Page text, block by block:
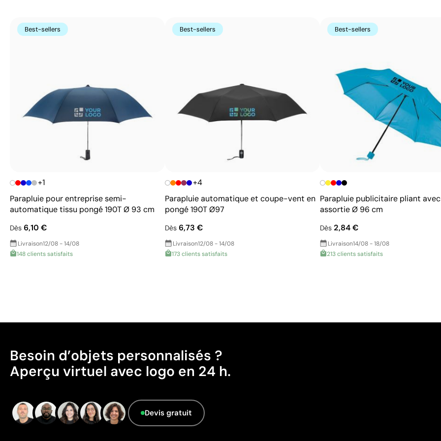
Ne nécessite pas la spécification des couleurs
Pantone
Toucher doux en surface
Couleurs vives et haute qualité
Best-sellers
+1
Parapluie pour entreprise semi-
automatique tissu pongé 190T Ø 93 cm
Dès 6,10 €
Livraison12/08 - 14/08
148 clients satisfaits
Best-sellers
+4
Parapluie automatique et coupe-vent en
pongé 190T Ø97
Dès6,73 €
Livraison12/08 - 14/08
173 clients satisfaits
Best-sellers
Parapluie publicitaire pliant
assortie Ø 96 cm
Dès2,84 €
Livraison14/08 - 18/08
213 clients satisfaits
Besoin d’objets personnalisés ?
Aperçu virtuel avec logo en 24 h.
Devis gratuit